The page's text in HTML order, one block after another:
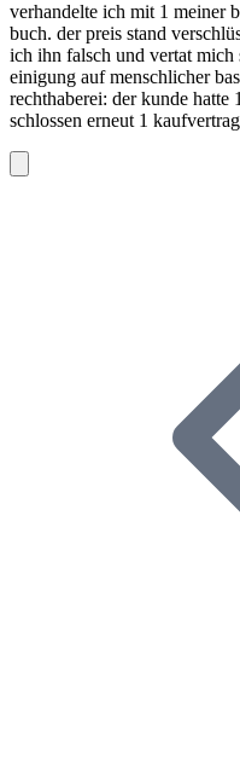
verhandelte ich mit 1 meiner
buch. der preis stand
ich ihn falsch und vertat mich
einigung auf menschlicher
rechthaberei: der kunde
schlossen erneut 1